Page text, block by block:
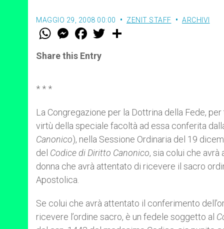
MAGGIO 29, 2008 00:00 ZENIT STAFF ARCHIVI
W
t
s
M
e
s
e
F
a
e
b
w
Share this Entry
* * *
La Congregazione per la Dottrina della Fede,
virtù della speciale facoltà ad essa conferita
Canonico), nella Sessione Ordinaria del 19
del Codice di Diritto Canonico, sia colui che avrà
donna che avrà attentato di ricevere il sacro
Apostolica.
Se colui che avrà attentato il conferimento
ricevere l’ordine sacro, è un fedele soggetto al